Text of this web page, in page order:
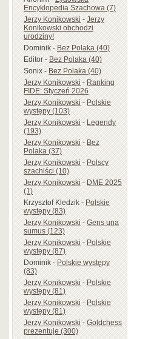
Encyklopedia Szachowa (7)
Jerzy Konikowski-Jerzy
Konikowski obchodzi
urodziny!
Dominik-Bez Polaka (40)
Editor-Bez Polaka (40)
Sonix-Bez Polaka (40)
Jerzy Konikowski-Ranking
FIDE: Styczeń 2026
Jerzy Konikowski-Polskie
występy (103)
Jerzy Konikowski-Legendy
(193)
Jerzy Konikowski-Bez
Polaka (37)
Jerzy Konikowski-Polscy
szachiści (10)
Jerzy Konikowski-DME 2025
(1)
Krzysztof Kledzik-Polskie
występy (83)
Jerzy Konikowski-Gens una
sumus (123)
Jerzy Konikowski-Polskie
występy (87)
Dominik-Polskie występy
(83)
Jerzy Konikowski-Polskie
występy (81)
Jerzy Konikowski-Polskie
występy (81)
Jerzy Konikowski-Goldchess
prezentuje (300)